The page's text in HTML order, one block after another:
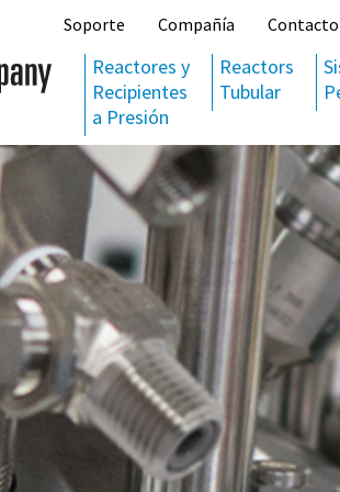
Soporte Compañía Contacto
Reactores y
Recipientes
a Presión
Reactors
Tubular